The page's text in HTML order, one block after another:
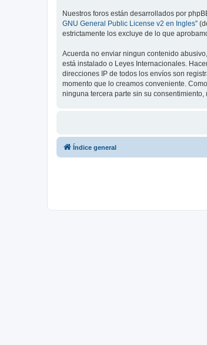
Nuestros foros están desarrollados por
GNU General Public License v2 en Ingles”
estrictamente los excluye de lo que
Acuerda no enviar ningun contenido
está instalado o Leyes Internacionales.
direcciones IP de todos los envíos son
momento que lo creamos conveniente.
ninguna tercera parte sin su
Índice general